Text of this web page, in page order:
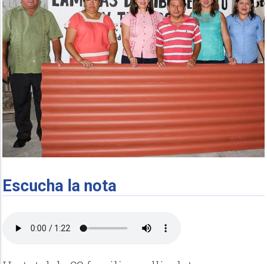
Escucha la nota